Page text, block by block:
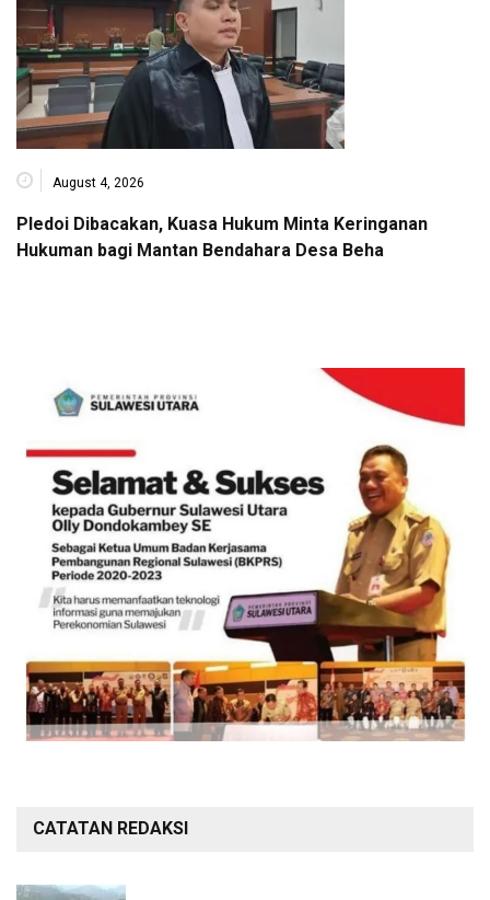
August 4, 2026
Pledoi Dibacakan, Kuasa Hukum Minta Keringanan
Hukuman bagi Mantan Bendahara Desa Beha
CATATAN REDAKSI